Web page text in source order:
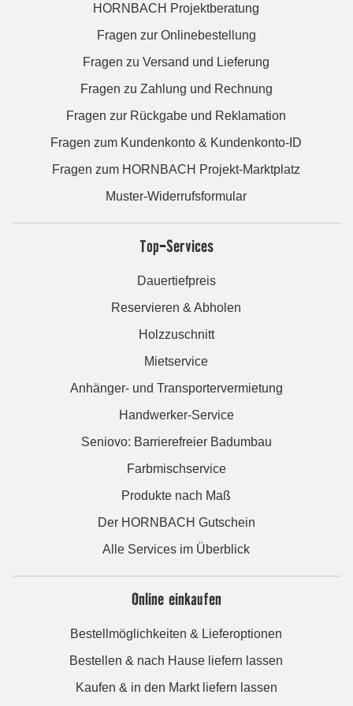
HORNBACH Projektberatung
Fragen zur Onlinebestellung
Fragen zu Versand und Lieferung
Fragen zu Zahlung und Rechnung
Fragen zur Rückgabe und Reklamation
Fragen zum Kundenkonto & Kundenkonto-ID
Fragen zum HORNBACH Projekt-Marktplatz
Muster-Widerrufsformular
Top-Services
Dauertiefpreis
Reservieren & Abholen
Holzzuschnitt
Mietservice
Anhänger- und Transportervermietung
Handwerker-Service
Seniovo: Barrierefreier Badumbau
Farbmischservice
Produkte nach Maß
Der HORNBACH Gutschein
Alle Services im Überblick
Online einkaufen
Bestellmöglichkeiten & Lieferoptionen
Bestellen & nach Hause liefern lassen
Kaufen & in den Markt liefern lassen